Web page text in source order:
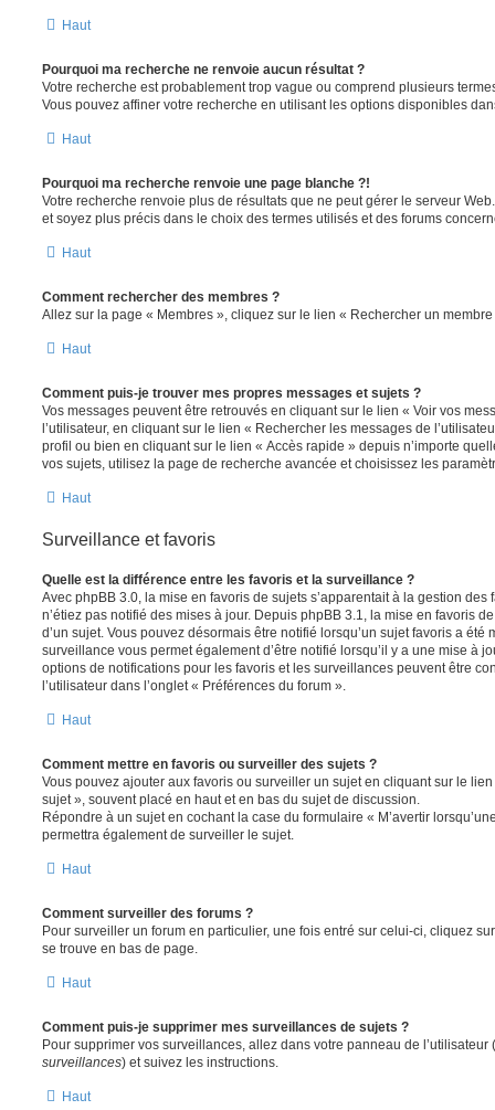
Haut
Pourquoi ma recherche ne renvoie aucun résultat ?
Votre recherche est probablement trop vague ou comprend plusieurs
Vous pouvez affiner votre recherche en utilisant les options disponibles
Haut
Pourquoi ma recherche renvoie une page blanche ?!
Votre recherche renvoie plus de résultats que ne peut gérer le serveur
et soyez plus précis dans le choix des termes utilisés et des forums
Haut
Comment rechercher des membres ?
Allez sur la page « Membres », cliquez sur le lien « Rechercher un membre
Haut
Comment puis-je trouver mes propres messages et sujets ?
Vos messages peuvent être retrouvés en cliquant sur le lien « Voir vos
l’utilisateur, en cliquant sur le lien « Rechercher les messages de
profil ou bien en cliquant sur le lien « Accès rapide » depuis n’importe
vos sujets, utilisez la page de recherche avancée et choisissez les
Haut
Surveillance et favoris
Quelle est la différence entre les favoris et la surveillance ?
Avec phpBB 3.0, la mise en favoris de sujets s’apparentait à la gestion des
n’étiez pas notifié des mises à jour. Depuis phpBB 3.1, la mise en favoris
d’un sujet. Vous pouvez désormais être notifié lorsqu’un sujet favoris a été
surveillance vous permet également d’être notifié lorsqu’il y a une mise à
options de notifications pour les favoris et les surveillances peuvent être
l’utilisateur dans l’onglet « Préférences du forum ».
Haut
Comment mettre en favoris ou surveiller des sujets ?
Vous pouvez ajouter aux favoris ou surveiller un sujet en cliquant sur le
sujet », souvent placé en haut et en bas du sujet de discussion.
Répondre à un sujet en cochant la case du formulaire « M’avertir
permettra également de surveiller le sujet.
Haut
Comment surveiller des forums ?
Pour surveiller un forum en particulier, une fois entré sur celui-ci, cliquez
se trouve en bas de page.
Haut
Comment puis-je supprimer mes surveillances de sujets ?
Pour supprimer vos surveillances, allez dans votre panneau de l’utilisateur
surveillances) et suivez les instructions.
Haut